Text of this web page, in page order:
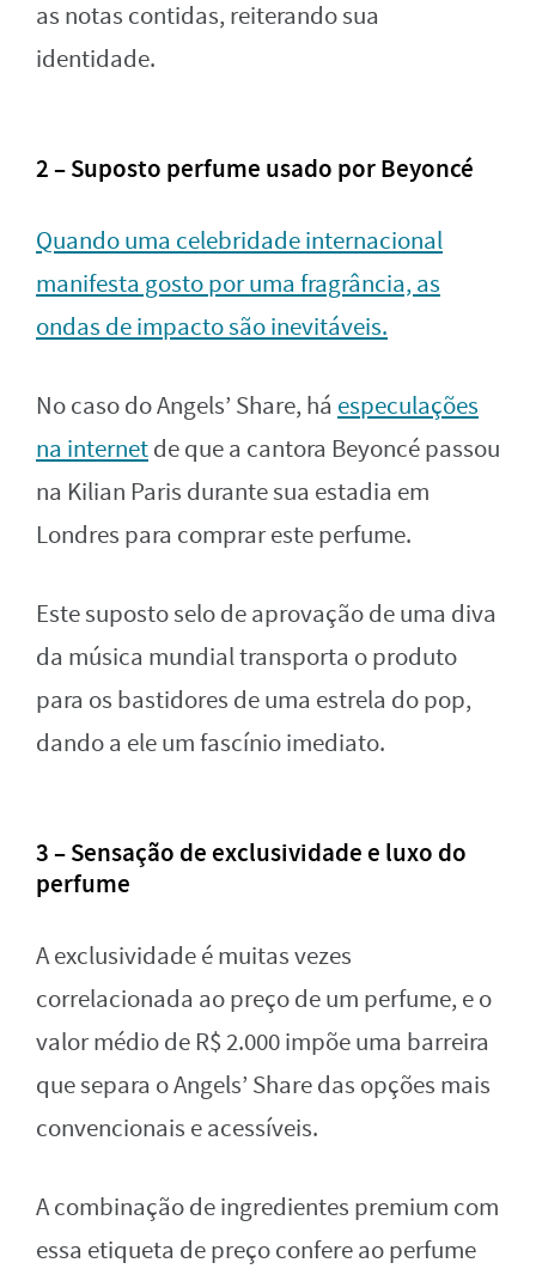
as notas contidas, reiterando sua
identidade.
2 – Suposto perfume usado por Beyoncé
Quando uma celebridade internacional
manifesta gosto por uma fragrância, as
ondas de impacto são inevitáveis.
No caso do Angels’ Share, há especulações
na internetde que a cantora Beyoncé passou
na Kilian Paris durante sua estadia em
Londres para comprar este perfume.
Este suposto selo de aprovação de uma diva
da música mundial transporta o produto
para os bastidores de uma estrela do pop,
dando a ele um fascínio imediato.
3 – Sensação de exclusividade e luxo do
perfume
A exclusividade é muitas vezes
correlacionada ao preço de um perfume, e o
valor médio de R$ 2.000 impõe uma barreira
que separa o Angels’ Share das opções mais
convencionais e acessíveis.
A combinação de ingredientes premium com
essa etiqueta de preço confere ao perfume